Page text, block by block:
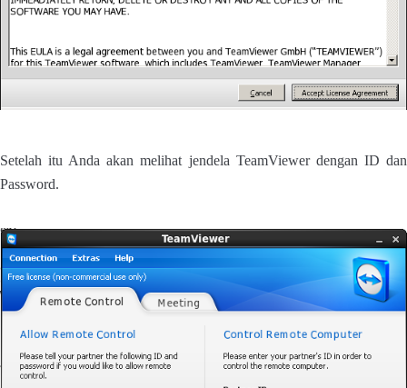
Setelah itu Anda akan melihat jendela TeamViewer dengan ID dan
Password.